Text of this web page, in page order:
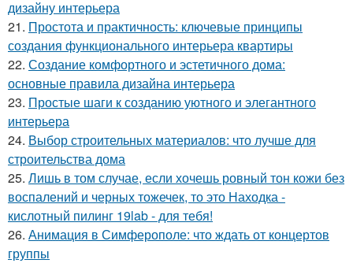
дизайну интерьера
21. Простота и практичность: ключевые принципы
создания функционального интерьера квартиры
22. Создание комфортного и эстетичного дома:
основные правила дизайна интерьера
23. Простые шаги к созданию уютного и элегантного
интерьера
24. Выбор строительных материалов: что лучше для
строительства дома
25. Лишь в том случае, если хочешь ровный тон кожи без
воспалений и черных тожечек, то это Находка -
кислотный пилинг 19lab - для тебя!
26. Анимация в Симферополе: что ждать от концертов
группы